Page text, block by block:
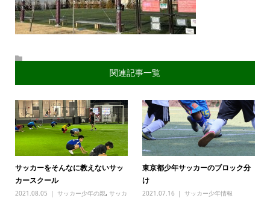
関連記事一覧
サッカーをそんなに教えないサッ
カースクール
2021.08.05 サッカー少年の親, サッカ
東京都少年サッカーのブロック分
け
2021.07.16 サッカー少年情報